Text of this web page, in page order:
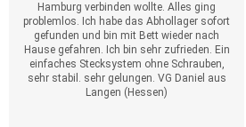
Hamburg verbinden wollte. Alles ging
problemlos. Ich habe das Abhollager sofort
gefunden und bin mit Bett wieder nach
Hause gefahren. Ich bin sehr zufrieden. Ein
einfaches Stecksystem ohne Schrauben,
sehr stabil. sehr gelungen. VG Daniel aus
Langen (Hessen)